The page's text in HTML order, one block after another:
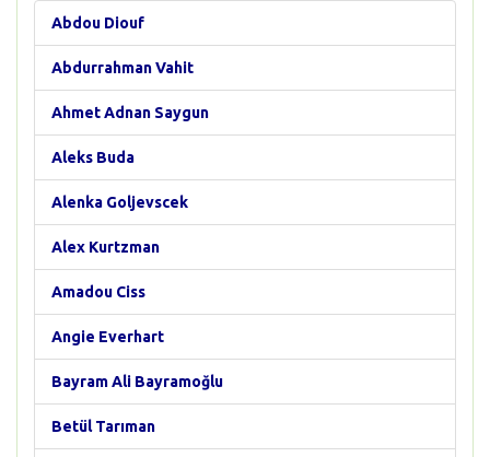
Abdou Diouf
Abdurrahman Vahit
Ahmet Adnan Saygun
Aleks Buda
Alenka Goljevscek
Alex Kurtzman
Amadou Ciss
Angie Everhart
Bayram Ali Bayramoğlu
Betül Tarıman